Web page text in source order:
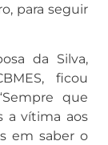
para seguir
da Silva,
ficou
que
a vítima aos
em saber o